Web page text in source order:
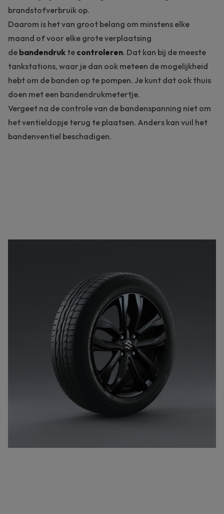
brandstofverbruik op.
Daarom is het van groot belang om minstens elke
maand of voor elke grote verplaatsing
de bandendruk te controleren. Dat kan bij de meeste
tankstations, waar je dan ook meteen de mogelijkheid
hebt om de banden op te pompen. Je kunt dat ook thuis
doen met een bandendrukmetertje.
Vergeet na de controle van de bandenspanning niet om
het ventieldopje terug te plaatsen. Anders kan vuil het
bandenventiel beschadigen.